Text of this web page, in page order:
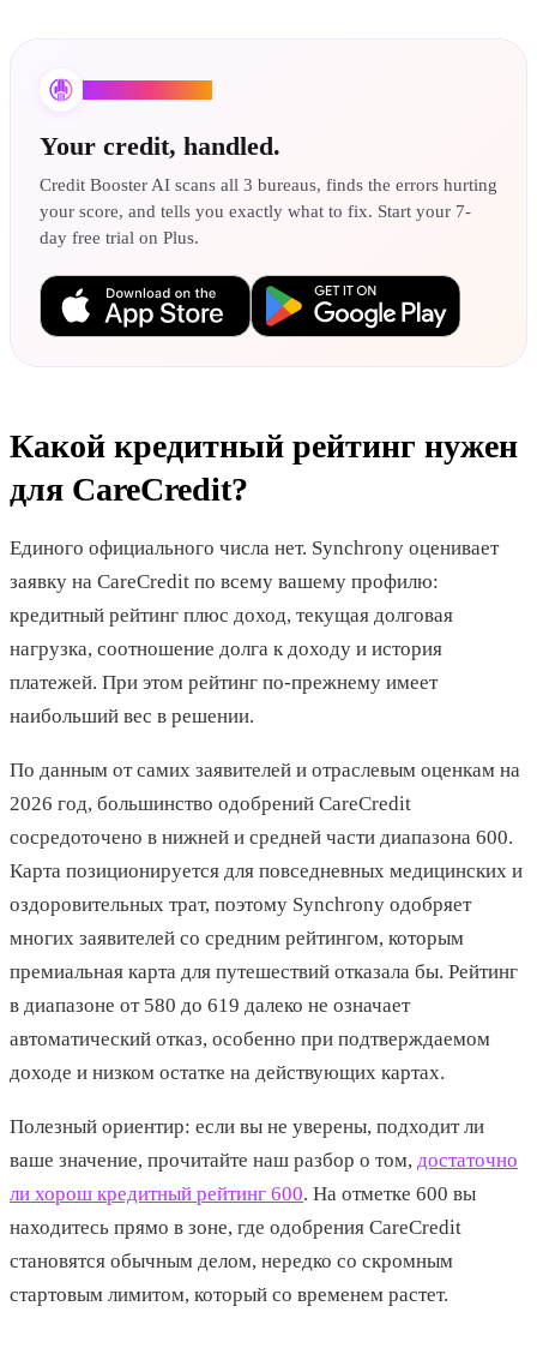
Your credit, handled.
Credit Booster AI scans all 3 bureaus, finds the errors hurting
your score, and tells you exactly what to fix. Start your 7-
day free trial on Plus.
Какой кредитный рейтинг нужен
для CareCredit?
Единого официального числа нет. Synchrony оценивает
заявку на CareCredit по всему вашему профилю:
кредитный рейтинг плюс доход, текущая долговая
нагрузка, соотношение долга к доходу и история
платежей. При этом рейтинг по-прежнему имеет
наибольший вес в решении.
По данным от самих заявителей и отраслевым оценкам на
2026 год, большинство одобрений CareCredit
сосредоточено в нижней и средней части диапазона 600.
Карта позиционируется для повседневных медицинских и
оздоровительных трат, поэтому Synchrony одобряет
многих заявителей со средним рейтингом, которым
премиальная карта для путешествий отказала бы. Рейтинг
в диапазоне от 580 до 619 далеко не означает
автоматический отказ, особенно при подтверждаемом
доходе и низком остатке на действующих картах.
Полезный ориентир: если вы не уверены, подходит ли
ваше значение, прочитайте наш разбор о том, достаточно
ли хорош кредитный рейтинг 600. На отметке 600 вы
находитесь прямо в зоне, где одобрения CareCredit
становятся обычным делом, нередко со скромным
стартовым лимитом, который со временем растет.